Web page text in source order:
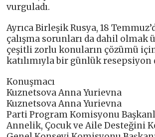
vurguladı.
Ayrıca Birleşik Rusya, 18
çalışma sorunları da dahil olmak
çeşitli zorlu konuların çözümü
katılımıyla bir günlük resepsiyon
Konuşmacı
Kuznetsova Anna Yurievna
Kuznetsova Anna Yurievna
Parti Program Komisyonu
Annelik, Çocuk ve Aile Desteğini